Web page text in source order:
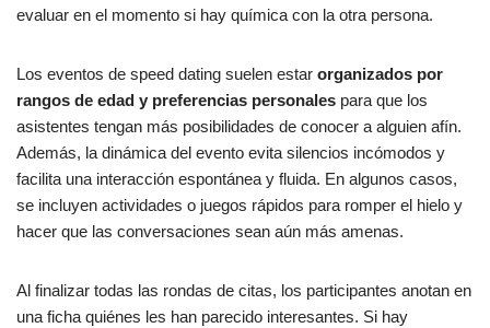
evaluar en el momento si hay química con la otra persona.
Los eventos de speed dating suelen estar organizados por
rangos de edad y preferencias personales para que los
asistentes tengan más posibilidades de conocer a alguien afín.
Además, la dinámica del evento evita silencios incómodos y
facilita una interacción espontánea y fluida. En algunos casos,
se incluyen actividades o juegos rápidos para romper el hielo y
hacer que las conversaciones sean aún más amenas.
Al finalizar todas las rondas de citas, los participantes anotan en
una ficha quiénes les han parecido interesantes. Si hay